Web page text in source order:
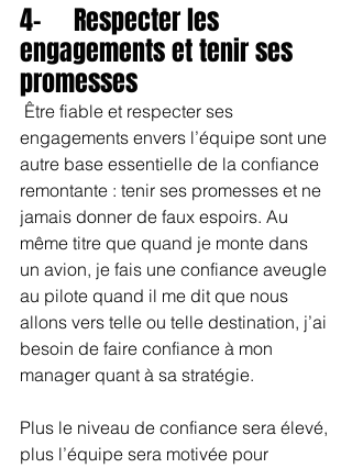
4-     Respecter les
engagements et tenir ses
promesses
Être fiable et respecter ses
engagements envers l’équipe sont une
autre base essentielle de la confiance
remontante : tenir ses promesses et ne
jamais donner de faux espoirs. Au
même titre que quand je monte dans
un avion, je fais une confiance aveugle
au pilote quand il me dit que nous
allons vers telle ou telle destination, j’ai
besoin de faire confiance à mon
manager quant à sa stratégie.
Plus le niveau de confiance sera élevé,
plus l’équipe sera motivée pour